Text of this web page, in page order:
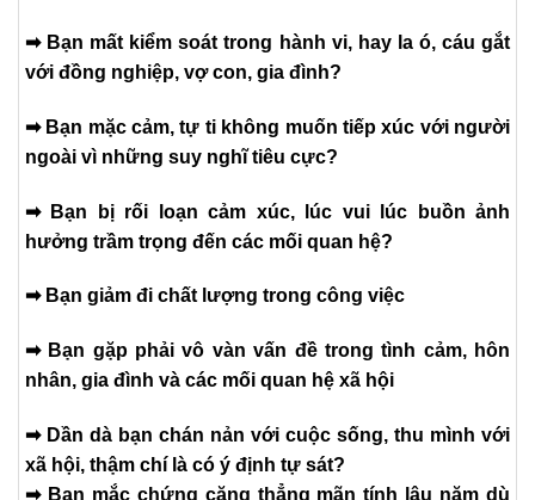
➡ Bạn mất kiểm soát trong hành vi, hay la ó, cáu gắt
với đồng nghiệp, vợ con, gia đình?
➡ Bạn mặc cảm, tự ti không muốn tiếp xúc với người
ngoài vì những suy nghĩ tiêu cực?
➡ Bạn bị rối loạn cảm xúc, lúc vui lúc buồn ảnh
hưởng trầm trọng đến các mối quan hệ?
➡ Bạn giảm đi chất lượng trong công việc
➡ Bạn gặp phải vô vàn vấn đề trong tình cảm, hôn
nhân, gia đình và các mối quan hệ xã hội
➡ Dần dà bạn chán nản với cuộc sống, thu mình với
xã hội, thậm chí là có ý định tự sát?
➡ Bạn mắc chứng căng thẳng mãn tính lâu năm dù